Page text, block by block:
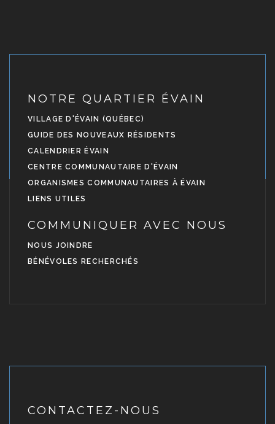
NOTRE QUARTIER ÉVAIN
VILLAGE D'ÉVAIN (QUÉBEC)
GUIDE DES NOUVEAUX RÉSIDENTS
CALENDRIER ÉVAIN
CENTRE COMMUNAUTAIRE D'ÉVAIN
ORGANISMES COMMUNAUTAIRES À ÉVAIN
LIENS UTILES
COMMUNIQUER AVEC NOUS
NOUS JOINDRE
BÉNÉVOLES RECHERCHÉS
CONTACTEZ-NOUS